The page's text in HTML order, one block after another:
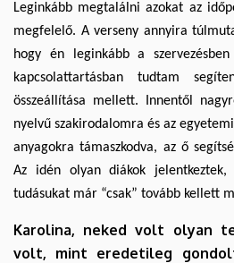
Leginkább megtalálni azokat az
megfelelő. A verseny annyira
hogy én leginkább a
kapcsolattartásban tudtam
összeállítása mellett. Innentől
nyelvű szakirodalomra és az
anyagokra támaszkodva, az ő
Az idén olyan diákok
tudásukat már “csak” tovább kellett
Karolina, neked volt olyan
volt, mint eredetileg